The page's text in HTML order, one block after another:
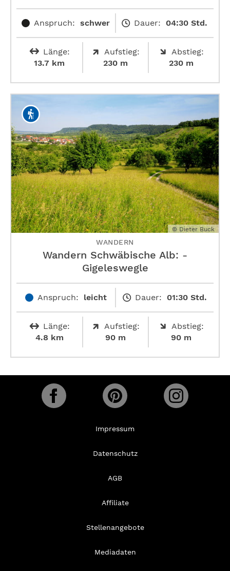
Anspruch: schwer Dauer: 04:30 Std.
Länge:
13.7 km
Aufstieg:
230 m
Abstieg:
230 m
© Dieter Buck
WANDERN
Wandern Schwäbische Alb: ­
Gigeleswegle
Anspruch: leicht Dauer: 01:30 Std.
Länge:
4.8 km
Aufstieg:
90 m
Abstieg:
90 m
Impressum
Datenschutz
AGB
Affiliate
Stellenangebote
Mediadaten